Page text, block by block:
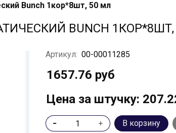
Bunch 1кор*8шт, 50 мл
BUNCH
Артикул: 00-00011285
1657.76 руб
Цена за штучку:
В корзину